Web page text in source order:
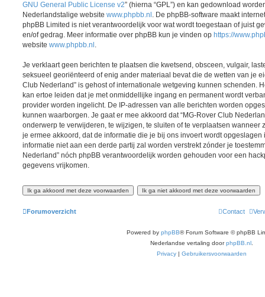
GNU General Public License v2” (hierna “GPL”) en kan gedownload
Nederlandstalige website www.phpbb.nl . De phpBB-software maakt
phpBB Limited is niet verantwoordelijk voor wat wordt toegestaan of juist
en/of gedrag. Meer informatie over phpBB kun je vinden op https://
website www.phpbb.nl .
Je verklaart geen berichten te plaatsen die kwetsend, obsceen, vulgair,
seksueel georiënteerd of enig ander materiaal bevat die de wetten van je
Club Nederland” is gehost of internationale wetgeving kunnen schenden.
kan ertoe leiden dat je met onmiddellijke ingang en permanent wordt
provider worden ingelicht. De IP-adressen van alle berichten worden
kunnen waarborgen. Je gaat er mee akkoord dat “MG-Rover Club
onderwerp te verwijderen, te wijzigen, te sluiten of te verplaatsen wanneer
je ermee akkoord, dat de informatie die je bij ons invoert wordt
informatie niet aan een derde partij zal worden verstrekt zónder je
Nederland” nóch phpBB verantwoordelijk worden gehouden voor een
gegevens vrijkomen.
Forumoverzicht Contact
Powered by phpBB® Forum Software © phpBB
Nederlandse vertaling doorphpBB.nl.
Privacy| Gebruikersvoorwaarden